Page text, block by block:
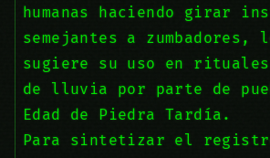
humanas haciendo girar
semejantes a zumbadores,
sugiere su uso en
de lluvia por parte de
Edad de Piedra Tardía.
Para sintetizar el